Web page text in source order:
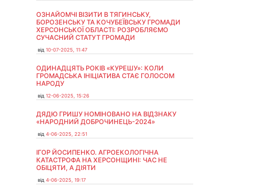
ОЗНАЙОМЧІ ВІЗИТИ В ТЯГИНСЬКУ,
БОРОЗЕНСЬКУ ТА КОЧУБЕЇВСЬКУ ГРОМАДИ
ХЕРСОНСЬКОЇ ОБЛАСТІ: РОЗРОБЛЯЄМО
СУЧАСНИЙ СТАТУТ ГРОМАДИ
від 10-07-2025, 11:47
ОДИНАДЦЯТЬ РОКІВ «КУРЕШУ»: КОЛИ
ГРОМАДСЬКА ІНІЦІАТИВА СТАЄ ГОЛОСОМ
НАРОДУ
від 12-06-2025, 15:26
ДЯДЮ ГРИШУ НОМІНОВАНО НА ВІДЗНАКУ
«НАРОДНИЙ ДОБРОЧИНЕЦЬ-2024»
від 4-06-2025, 22:51
ІГОР ЙОСИПЕНКО. АГРОЕКОЛОГІЧНА
КАТАСТРОФА НА ХЕРСОНЩИНІ: ЧАС НЕ
ОБІЦЯТИ, А ДІЯТИ
від 4-06-2025, 19:17